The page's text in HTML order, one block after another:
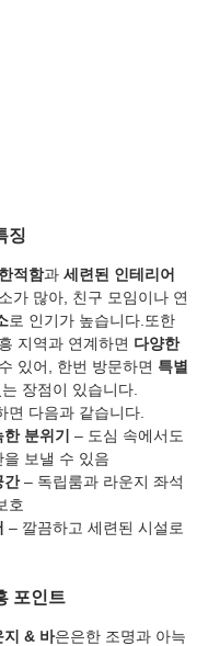
징
적함과 세련된 인테리어
가 많아, 친구 모임이나 연
로 인기가 높습니다.또한
지역과 연계하면 다양한
있어, 한번 방문하면 특별
장점이 있습니다.
면 다음과 같습니다.
분위기
– 도심 속에서도
보낼 수 있음
간 – 독립룸과 라운지 좌석
호
– 깔끔하고 세련된 시설로
포인트
지 & 바은은한 조명과 아늑